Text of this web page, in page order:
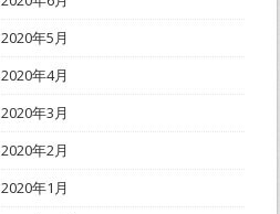
2020年5月
2020年4月
2020年3月
2020年2月
2020年1月